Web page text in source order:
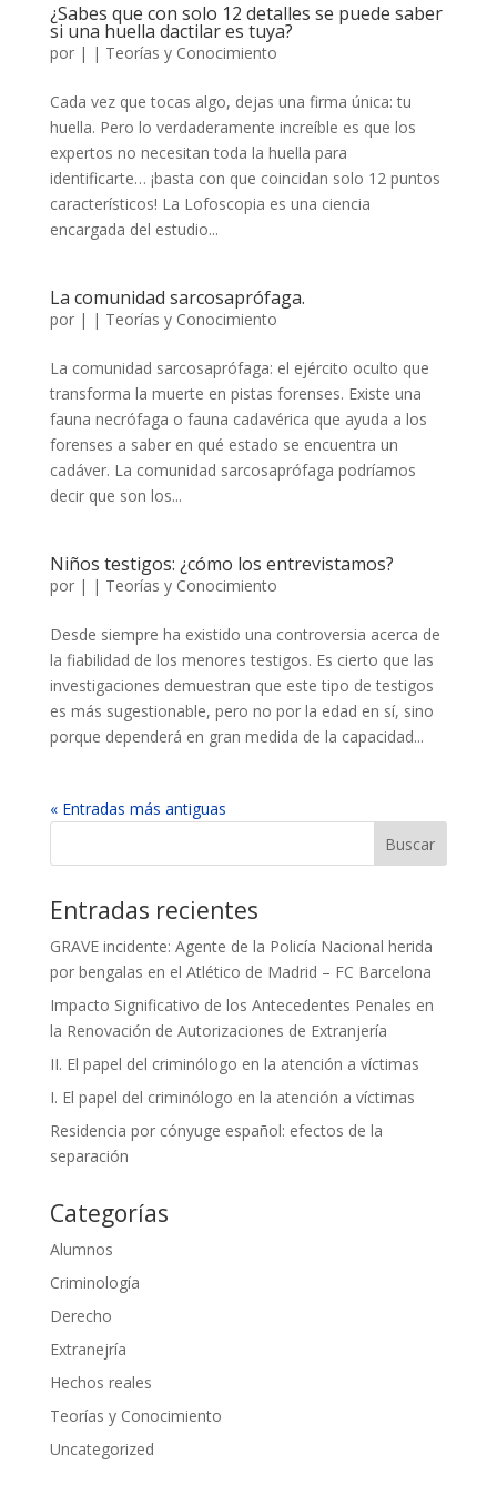
¿Sabes que con solo 12 detalles se puede saber
si una huella dactilar es tuya?
por | | Teorías y Conocimiento
Cada vez que tocas algo, dejas una firma única: tu
huella. Pero lo verdaderamente increíble es que los
expertos no necesitan toda la huella para
identificarte… ¡basta con que coincidan solo 12 puntos
característicos! La Lofoscopia es una ciencia
encargada del estudio...
La comunidad sarcosaprófaga.
por | | Teorías y Conocimiento
La comunidad sarcosaprófaga: el ejército oculto que
transforma la muerte en pistas forenses. Existe una
fauna necrófaga o fauna cadavérica que ayuda a los
forenses a saber en qué estado se encuentra un
cadáver. La comunidad sarcosaprófaga podríamos
decir que son los...
Niños testigos: ¿cómo los entrevistamos?
por | | Teorías y Conocimiento
Desde siempre ha existido una controversia acerca de
la fiabilidad de los menores testigos. Es cierto que las
investigaciones demuestran que este tipo de testigos
es más sugestionable, pero no por la edad en sí, sino
porque dependerá en gran medida de la capacidad...
« Entradas más antiguas
Entradas recientes
GRAVE incidente: Agente de la Policía Nacional herida
por bengalas en el Atlético de Madrid – FC Barcelona
Impacto Significativo de los Antecedentes Penales en
la Renovación de Autorizaciones de Extranjería
II. El papel del criminólogo en la atención a víctimas
I. El papel del criminólogo en la atención a víctimas
Residencia por cónyuge español: efectos de la
separación
Categorías
Alumnos
Criminología
Derecho
Extranejría
Hechos reales
Teorías y Conocimiento
Uncategorized